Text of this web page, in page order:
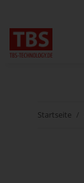
Startseite